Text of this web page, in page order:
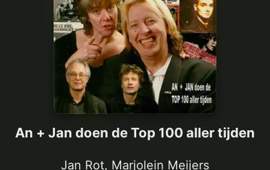
Radio
Install Apple Music
An + Jan doen de Top 100 aller tijden
Jan Rot, Marjolein Meijers